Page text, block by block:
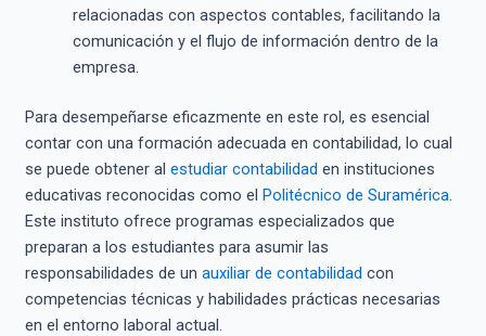
relacionadas con aspectos contables, facilitando la
comunicación y el flujo de información dentro de la
empresa.
Para desempeñarse eficazmente en este rol, es esencial
contar con una formación adecuada en contabilidad, lo cual
se puede obtener al estudiar contabilidad en instituciones
educativas reconocidas como el Politécnico de Suramérica.
Este instituto ofrece programas especializados que
preparan a los estudiantes para asumir las
responsabilidades de un auxiliar de contabilidad con
competencias técnicas y habilidades prácticas necesarias
en el entorno laboral actual.